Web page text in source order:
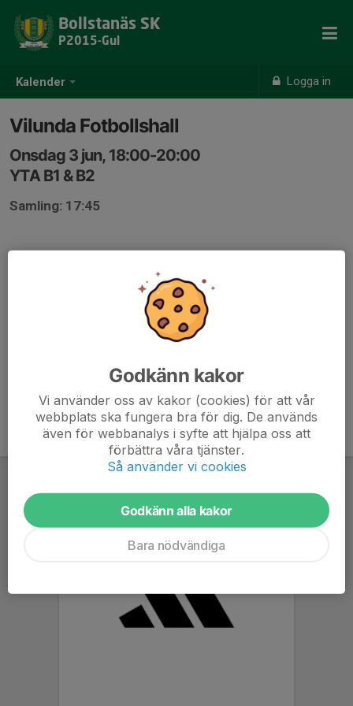
Kalender Logga in
Bollstanäs SK
P2015-Gul
Vilunda Fotbollshall
Onsdag 3 jun, 18:00-20:00
YTA B1 & B2
Samling: 17:45
Godkänn kakor
Vi använder oss av kakor (cookies) för att vår
webbplats ska fungera bra för dig. De används
även för webbanalys i syfte att hjälpa oss att
förbättra våra tjänster.
Så använder vi cookies
Godkänn alla kakor
Bara nödvändiga